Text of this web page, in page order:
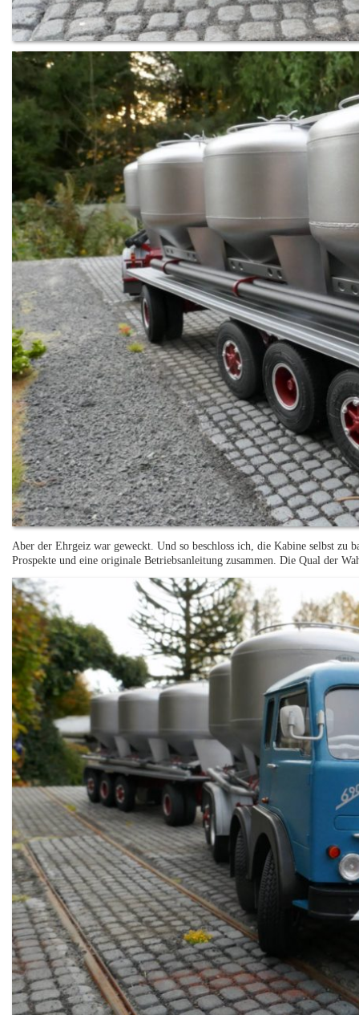
Aber der Ehrgeiz war geweckt. Und so beschloss ich, die Kabine selbst
Prospekte und eine originale Betriebsanleitung zusammen. Die Qual der